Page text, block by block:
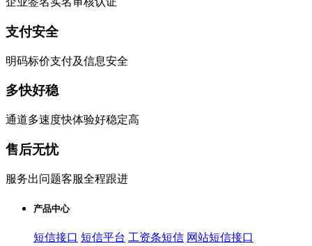
支付安全
明码标价支付及信息安全
多快好稳
通道多速度快体验好稳定高
售后无忧
服务出问题客服全程跟进
产品中心
短信接口 短信平台 工资条短信 网站短信接口